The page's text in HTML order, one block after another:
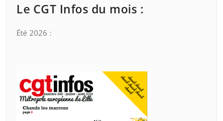
Le CGT Infos du mois :
Été 2026 :